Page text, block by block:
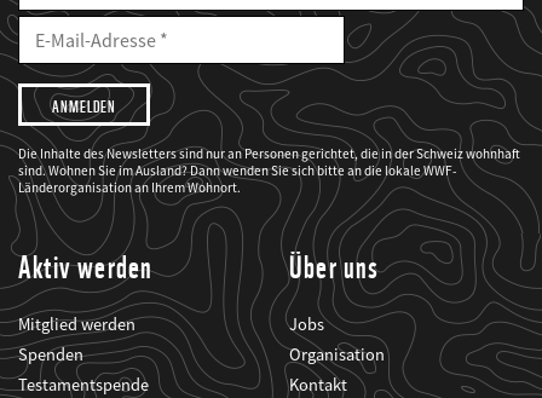
E-
Mailadresse
E-
Adresse
Ich
möchte,
dass
der
WWF
mich
über
seine
Projekte
informiert.
Die Inhalte des Newsletters sind nur an Personen gerichtet, die in der Schweiz wohnhaft
sind. Wohnen Sie im Ausland? Dann wenden Sie sich bitte an die lokale WWF-
Länderorganisation an Ihrem Wohnort.
Aktiv werden
Mitglied werden
Spenden
Testamentspende
Über uns
Jobs
Organisation
Kontakt